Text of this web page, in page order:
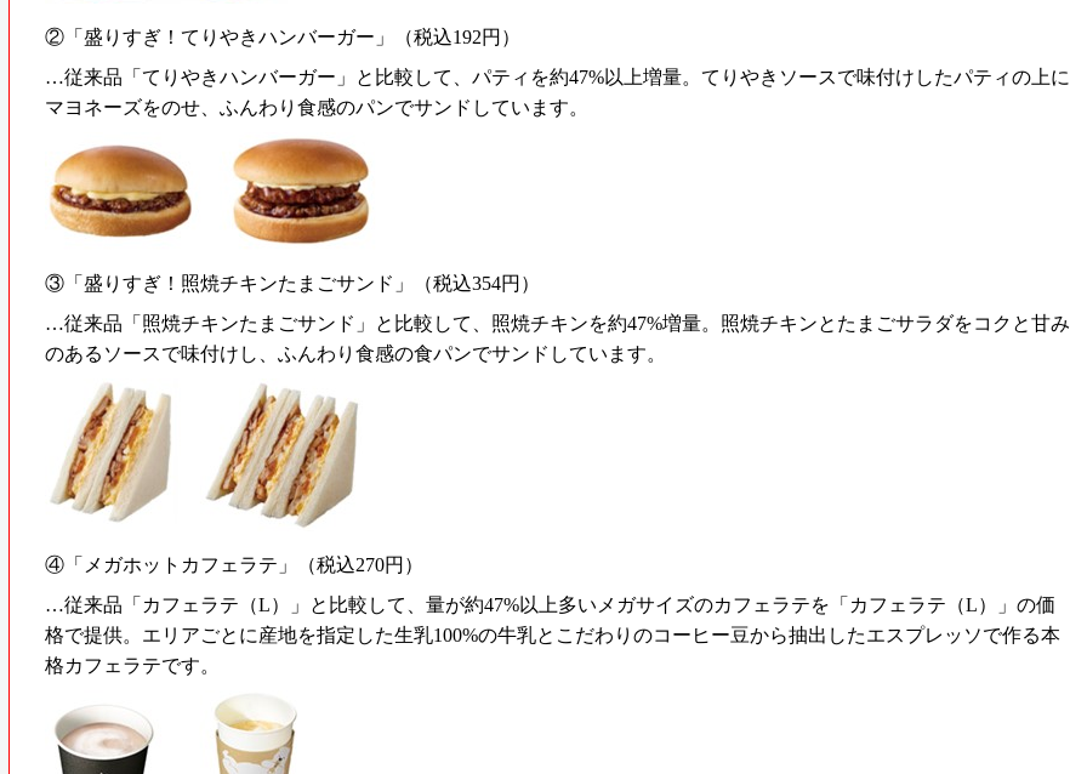
②「盛りすぎ！てりやきハンバーガー」（税込192円）
…従来品「てりやきハンバーガー」と比較して、パティを約47%以上増量。てりやきソースで味付けしたパティの上に
マヨネーズをのせ、ふんわり食感のパンでサンドしています。
③「盛りすぎ！照焼チキンたまごサンド」（税込354円）
…従来品「照焼チキンたまごサンド」と比較して、照焼チキンを約47%増量。照焼チキンとたまごサラダをコクと甘み
のあるソースで味付けし、ふんわり食感の食パンでサンドしています。
④「メガホットカフェラテ」（税込270円）
…従来品「カフェラテ（L）」と比較して、量が約47%以上多いメガサイズのカフェラテを「カフェラテ（L）」の価
格で提供。エリアごとに産地を指定した生乳100%の牛乳とこだわりのコーヒー豆から抽出したエスプレッソで作る本
格カフェラテです。